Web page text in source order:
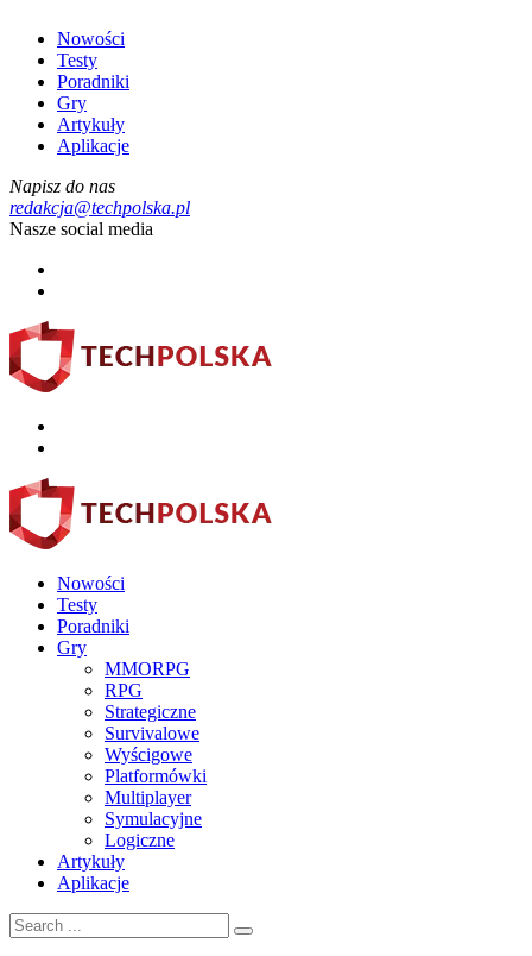
Nowości
Testy
Poradniki
Gry
Artykuły
Aplikacje
Napisz do nas
redakcja@techpolska.pl
Nasze social media
Nowości
Testy
Poradniki
Gry
MMORPG
RPG
Strategiczne
Survivalowe
Wyścigowe
Platformówki
Multiplayer
Symulacyjne
Logiczne
Artykuły
Aplikacje